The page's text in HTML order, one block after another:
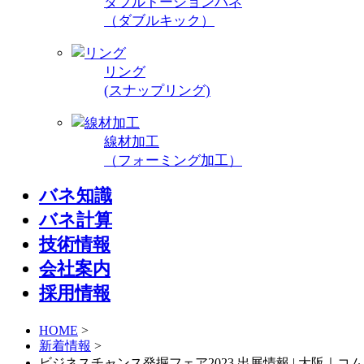
（ダブルキック）
リング
(スナップリング)
線材加工
（フォーミング加工）
バネ知識
バネ計算
技術情報
会社案内
採用情報
HOME >
新着情報 >